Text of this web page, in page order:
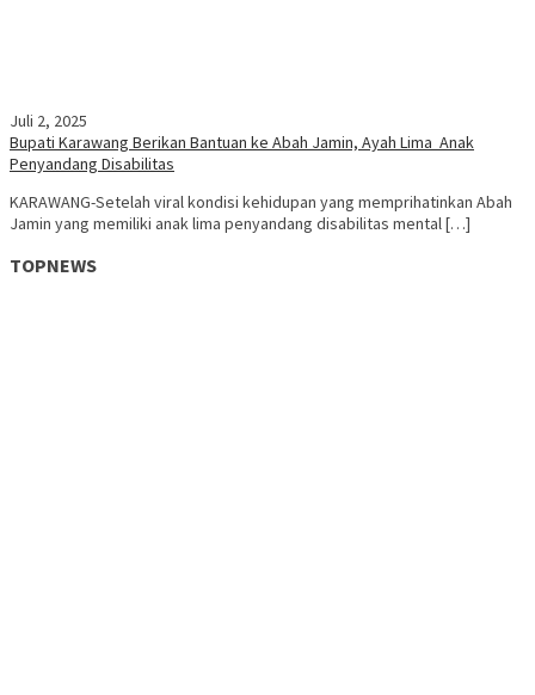
Juli 2, 2025
Bupati Karawang Berikan Bantuan ke Abah Jamin, Ayah Lima Anak
Penyandang Disabilitas
KARAWANG-Setelah viral kondisi kehidupan yang memprihatinkan Abah
Jamin yang memiliki anak lima penyandang disabilitas mental […]
TOPNEWS